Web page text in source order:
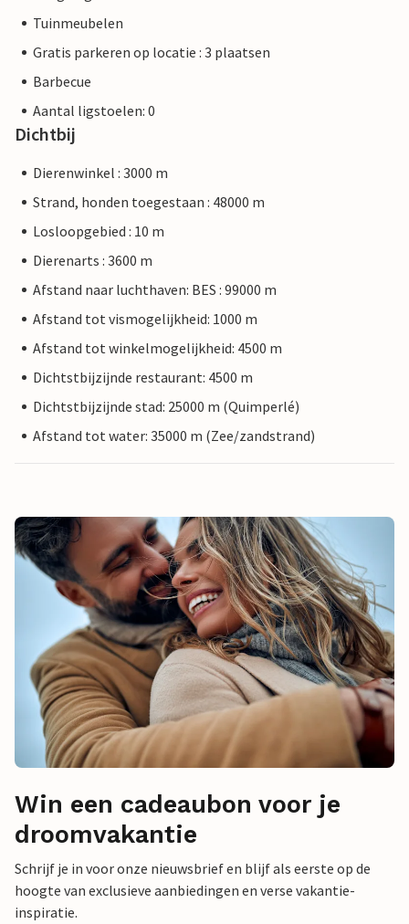
Tuinmeubelen
Gratis parkeren op locatie : 3 plaatsen
Barbecue
Aantal ligstoelen: 0
Dichtbij
Dierenwinkel : 3000 m
Strand, honden toegestaan : 48000 m
Losloopgebied : 10 m
Dierenarts : 3600 m
Afstand naar luchthaven: BES : 99000 m
Afstand tot vismogelijkheid: 1000 m
Afstand tot winkelmogelijkheid: 4500 m
Dichtstbijzijnde restaurant: 4500 m
Dichtstbijzijnde stad: 25000 m (Quimperlé)
Afstand tot water: 35000 m (Zee/zandstrand)
Win een cadeaubon voor je
droomvakantie
Schrijf je in voor onze nieuwsbrief en blijf als eerste op de
hoogte van exclusieve aanbiedingen en verse vakantie-
inspiratie.